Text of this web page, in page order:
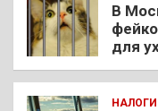
В
для
НАЛОГИ